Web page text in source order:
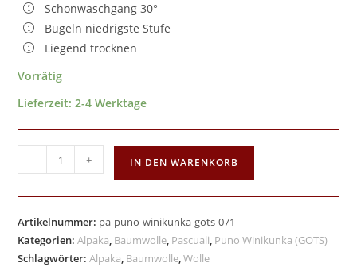
Schonwaschgang 30°
Bügeln niedrigste Stufe
Liegend trocknen
Vorrätig
Lieferzeit:2-4 Werktage
- + IN DEN WARENKORB
Artikelnummer: pa-puno-winikunka-gots-071
Kategorien:Alpaka, Baumwolle, Pascuali, Puno Winikunka (GOTS)
Schlagwörter:Alpaka, Baumwolle,Wolle